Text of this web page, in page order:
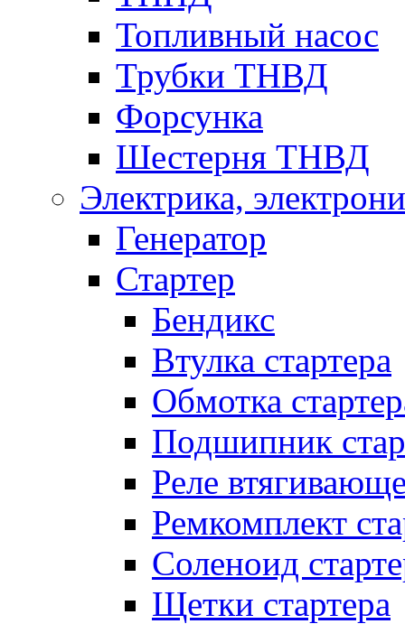
Топливный насос
Трубки ТНВД
Форсунка
Шестерня ТНВД
Электрика,
Генератор
Стартер
Бендикс
Втулка стартера
Обмотка
Подшипник
Реле
Ремкомплект
Соленоид
Щетки стартера